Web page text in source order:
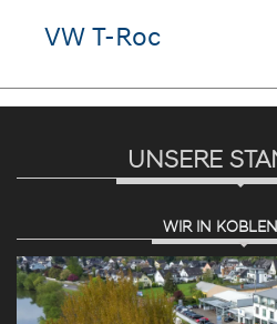
VW T-Roc
UNSERE
WIR IN